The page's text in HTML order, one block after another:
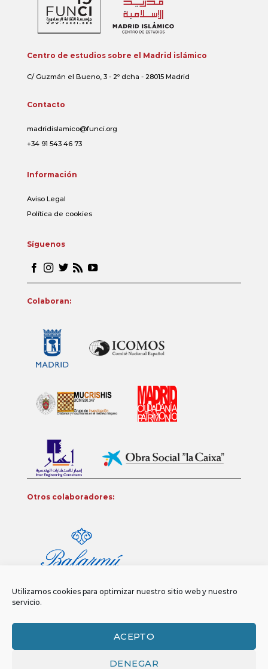
Utilizamos cookies para optimizar nuestro sitio web y nuestro
servicio.
ACEPTO
DENEGAR
Centro de estudios sobre el Madrid islámico
C/ Guzmán el Bueno, 3 - 2º dcha - 28015 Madrid
Contacto
madridislamico@funci.org
+34 91 543 46 73
Información
Aviso Legal
Política de cookies
Síguenos
Colaboran:
Otros colaboradores:
Política de privacidad